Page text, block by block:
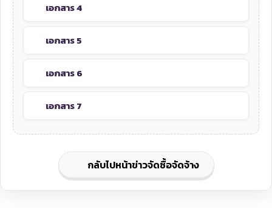
เอกสาร 4
เอกสาร 5
เอกสาร 6
เอกสาร 7
กลับไปหน้าข่าวจัดซื้อจัดจ้าง